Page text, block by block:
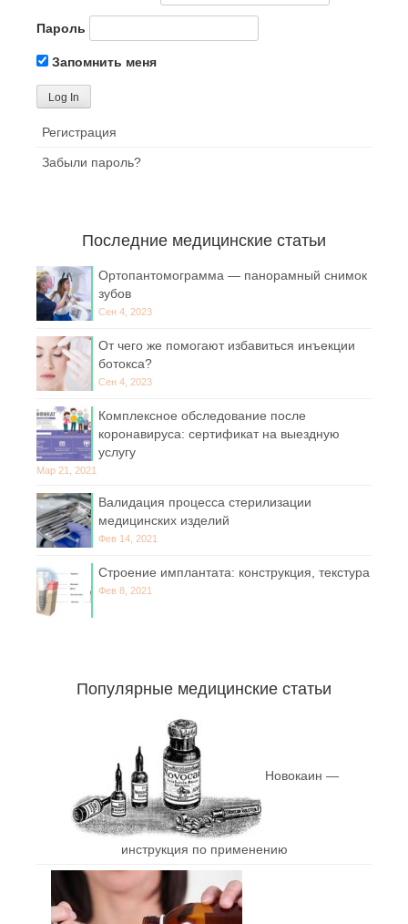
Пароль
Запомнить меня
Регистрация
Забыли пароль?
Последние медицинские статьи
Ортопантомограмма — панорамный снимок
зубов
Сен 4, 2023
От чего же помогают избавиться инъекции
ботокса?
Сен 4, 2023
Комплексное обследование после
коронавируса: сертификат на выездную
услугу
Мар 21, 2021
Валидация процесса стерилизации
медицинских изделий
Фев 14, 2021
Строение имплантата: конструкция, текстура
Фев 8, 2021
Популярные медицинские статьи
Новокаин —
инструкция по применению